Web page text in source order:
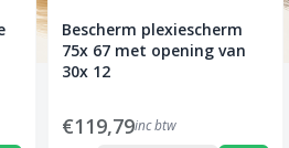
Bescherm plexiescherm
75x 67 met opening van
30x 12
€119,79inc btw